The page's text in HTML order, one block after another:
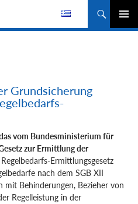
Grundsicherung
vom Bundesministerium für
zur Ermittlung der
Ermittlungsgesetz
nach dem SGB XII
mit Behinderungen, Bezieher von
Regelleistung in der